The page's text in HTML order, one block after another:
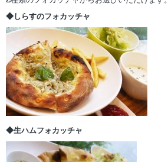
◆しらすのフォカッチャ
◆生ハムフォカッチャ